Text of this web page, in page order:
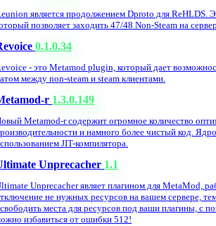
является продолжением Dproto для ReHLDS.
позволяет заходить 47/48 Non-Steam на
0.1.0.34
- это Metamod plugin, который дает
между non-steam и steam клиентами.
r 1.3.0.149
Metamod-r содержит огромное количество
и намного более чистый код.
JIT-компилятора.
Unprecacher 1.1
Unprecacher являет плагином для MetaMod,
не нужных ресурсов на вашем сервере,
места для ресурсов под ваши плагины, с
избавиться от ошибки 512!